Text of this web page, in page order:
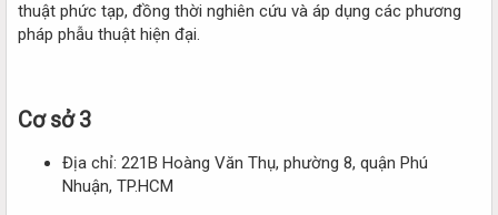
thuật phức tạp, đồng thời nghiên cứu và áp dụng các phương
pháp phẫu thuật hiện đại.
Cơ sở 3​
Địa chỉ: 221B Hoàng Văn Thụ, phường 8, quận Phú
Nhuận, TP.HCM